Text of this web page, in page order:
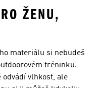
ŽENU,
materiálu si nebudeš
tréninku.
vlhkost, ale